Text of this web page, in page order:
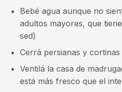
Bebé agua aunque no
adultos mayores, que
sed)
Cerrá persianas y
Ventilá la casa de
está más fresco que el